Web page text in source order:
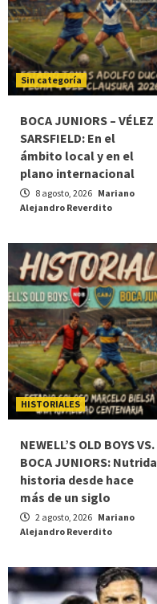
Sin categoría
BOCA JUNIORS – VÉLEZ
SARSFIELD: En el
ámbito local y en el
plano internacional
8 agosto, 2026 Mariano
Alejandro Reverdito
HISTORIALES
NEWELL’S OLD BOYS VS.
BOCA JUNIORS: Nutrida
historia desde hace
más de un siglo
2 agosto, 2026 Mariano
Alejandro Reverdito